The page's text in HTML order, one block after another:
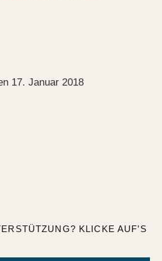
17. Januar 2018
KLICKE AUF’S